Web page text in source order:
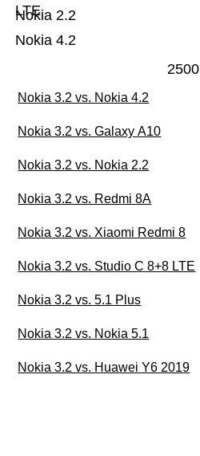
Nokia 4.2
Nokia 2.2
LTE
2500
Nokia 3.2 vs. Nokia 4.2
Nokia 3.2 vs. Galaxy A10
Nokia 3.2 vs. Nokia 2.2
Nokia 3.2 vs. Redmi 8A
Nokia 3.2 vs. Xiaomi Redmi 8
Nokia 3.2 vs. Studio C 8+8 LTE
Nokia 3.2 vs. 5.1 Plus
Nokia 3.2 vs. Nokia 5.1
Nokia 3.2 vs. Huawei Y6 2019